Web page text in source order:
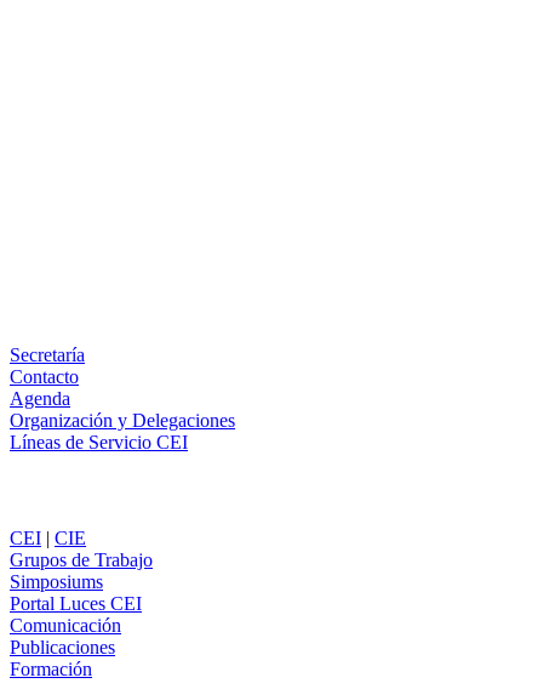
Secretaría
Contacto
Agenda
Organización y Delegaciones
Líneas de Servicio CEI
CEI | CIE
Grupos de Trabajo
Simposiums
Portal Luces CEI
Comunicación
Publicaciones
Formación